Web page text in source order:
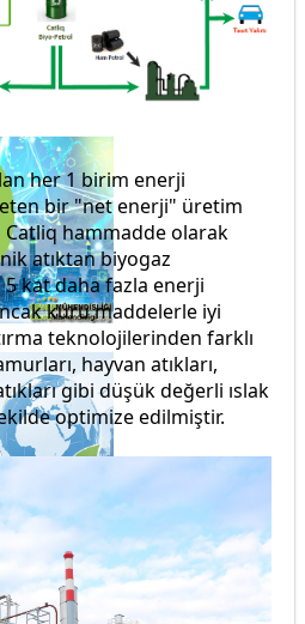
her 1 birim enerji
bir "net enerji" üretim
hammadde olarak
atıktan biyogaz
kat daha fazla enerji
kuru maddelerle iyi
teknolojilerinden farklı
hayvan atıkları,
gibi düşük değerli ıslak
optimize edilmiştir.